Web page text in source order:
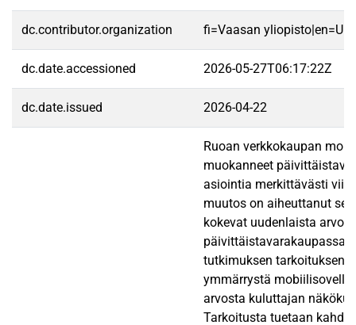
dc.contributor.organization fi=Vaasan
dc.date.accessioned 2026-05-27T06:17:22Z
dc.date.issued 2026-04-22
Ruoan verkkokaupan
muokanneet
asiointia merkittävästi
muutos on aiheuttanut
kokevat uudenlaista arvoa
päivittäistavarakaupassa.
tutkimuksen
ymmärrystä
arvosta kuluttajan
Tarkoitusta tuetaan